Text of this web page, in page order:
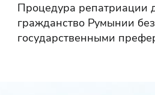
Процедура репатриации
гражданство Румынии
государственными